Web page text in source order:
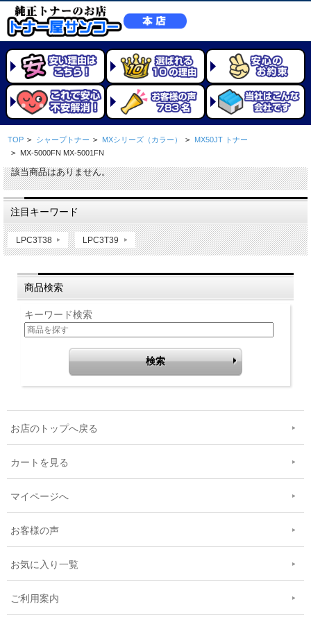
TOP > シャープトナー > MXシリーズ（カラー） > MX50JT トナー
> MX-5000FN MX-5001FN
該当商品はありません。
注目キーワード
LPC3T38 LPC3T39
商品検索
キーワード検索
お店のトップへ戻る
カートを見る
マイページへ
お客様の声
お気に入り一覧
ご利用案内